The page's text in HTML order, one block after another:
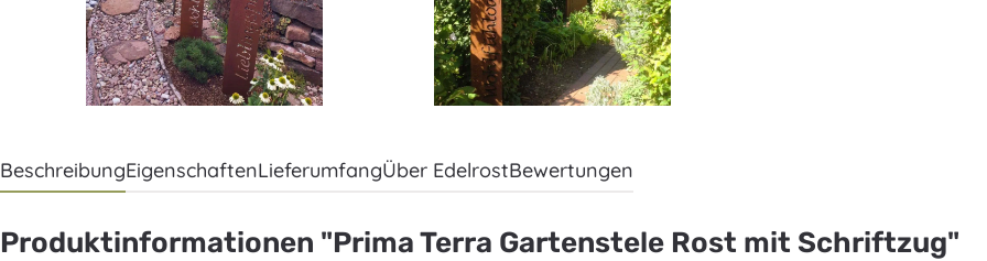
BeschreibungEigenschaftenLieferumfangÜber EdelrostBewertungen
Produktinformationen "Prima Terra Gartenstele Rost mit Schriftzug"